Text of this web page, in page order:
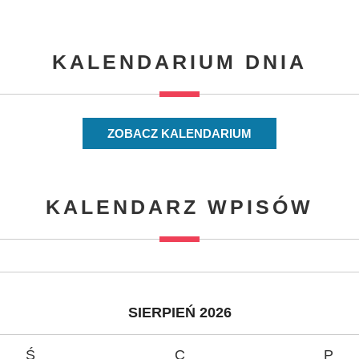
KALENDARIUM DNIA
ZOBACZ KALENDARIUM
KALENDARZ WPISÓW
SIERPIEŃ 2026
Ś C P